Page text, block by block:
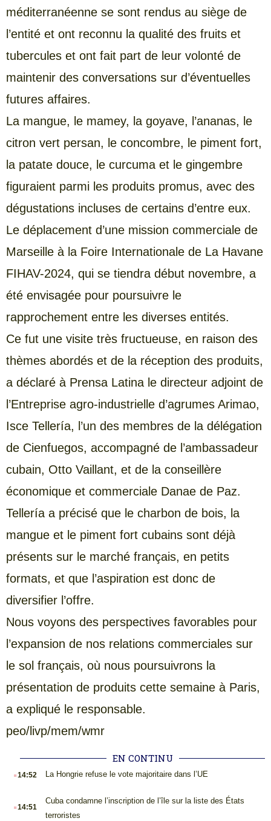
méditerranéenne se sont rendus au siège de
l’entité et ont reconnu la qualité des fruits et
tubercules et ont fait part de leur volonté de
maintenir des conversations sur d’éventuelles
futures affaires.
La mangue, le mamey, la goyave, l’ananas, le
citron vert persan, le concombre, le piment fort,
la patate douce, le curcuma et le gingembre
figuraient parmi les produits promus, avec des
dégustations incluses de certains d’entre eux.
Le déplacement d’une mission commerciale de
Marseille à la Foire Internationale de La Havane
FIHAV-2024, qui se tiendra début novembre, a
été envisagée pour poursuivre le
rapprochement entre les diverses entités.
Ce fut une visite très fructueuse, en raison des
thèmes abordés et de la réception des produits,
a déclaré à Prensa Latina le directeur adjoint de
l’Entreprise agro-industrielle d’agrumes Arimao,
Isce Tellería, l’un des membres de la délégation
de Cienfuegos, accompagné de l’ambassadeur
cubain, Otto Vaillant, et de la conseillère
économique et commerciale Danae de Paz.
Tellería a précisé que le charbon de bois, la
mangue et le piment fort cubains sont déjà
présents sur le marché français, en petits
formats, et que l’aspiration est donc de
diversifier l’offre.
Nous voyons des perspectives favorables pour
l’expansion de nos relations commerciales sur
le sol français, où nous poursuivrons la
présentation de produits cette semaine à Paris,
a expliqué le responsable.
peo/livp/mem/wmr
EN CONTINU
.14:52 La Hongrie refuse le vote majoritaire dans l’UE
.14:51
Cuba condamne l’inscription de l’île sur la liste des États
terroristes